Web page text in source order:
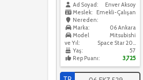
Ad Soyad:
Enver Aksoy
Meslek:
Emekli-Çalışan
Nereden:
06 Ankara
Marka:
Mitsubishi
Model
ve Yıl:
Space Star 2022
Yaş:
57
Rep Puanı:
3,725